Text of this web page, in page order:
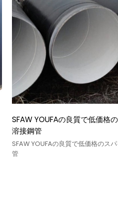
SFAW YOUFAの良質で低価格
溶接鋼管
SFAW YOUFAの良質で低価格のス
管